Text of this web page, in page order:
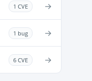
1 CVE →
1 bug →
6 CVE →